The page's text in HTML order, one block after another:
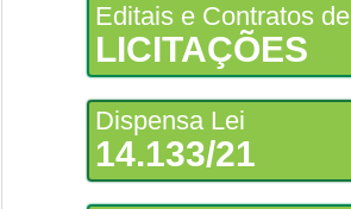
Editais e Contratos de
LICITAÇÕES
Dispensa Lei
14.133/21